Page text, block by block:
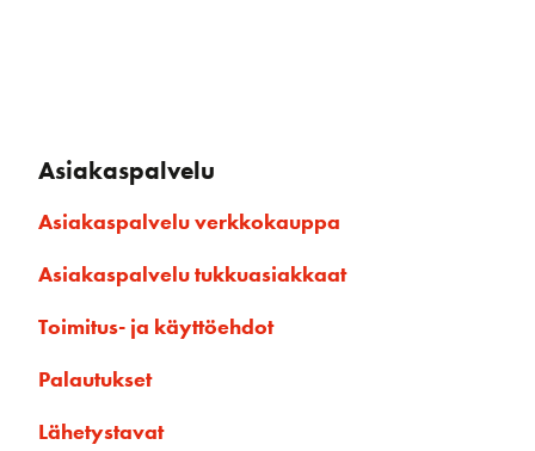
Asiakaspalvelu
Asiakaspalvelu verkkokauppa
Asiakaspalvelu tukkuasiakkaat
Toimitus- ja käyttöehdot
Palautukset
Lähetystavat